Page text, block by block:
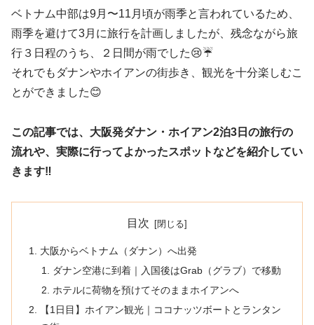
ベトナム中部は9月〜11月頃が雨季と言われているため、
雨季を避けて3月に旅行を計画しましたが、残念ながら旅
行３日程のうち、２日間が雨でした😢☔
それでもダナンやホイアンの街歩き、観光を十分楽しむこ
とができました😊
この記事では、大阪発ダナン・ホイアン2泊3日の旅行の
流れや、実際に行ってよかったスポットなどを紹介してい
きます‼️
目次
大阪からベトナム（ダナン）へ出発
ダナン空港に到着｜入国後はGrab（グラブ）で移動
ホテルに荷物を預けてそのままホイアンへ
【1日目】ホイアン観光｜ココナッツボートとランタン